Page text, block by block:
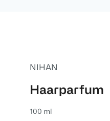
NIHAN
Haarparfum
100 ml